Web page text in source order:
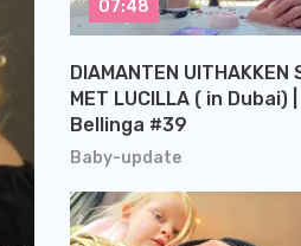
Baby-update
DIAMANTEN UITHAKKEN
MET LUCILLA ( in Dubai)
Bellinga #39
07:48